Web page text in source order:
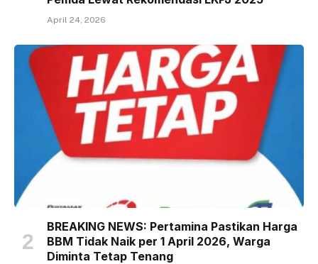
April 24, 2026
BREAKING NEWS: Pertamina Pastikan Harga
BBM Tidak Naik per 1 April 2026, Warga
Diminta Tetap Tenang